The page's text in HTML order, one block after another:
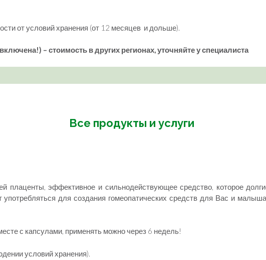
от условий хранения (от 12 месяцев и дольше).
– стоимость в других регионах, уточняйте у специалиста
Все продукты и услуги
плаценты, эффективное и сильнодействующее средство, которое
для создания гомеопатических средств для Вас и
с капсулами, применять можно через 6 недель!
условий хранения).